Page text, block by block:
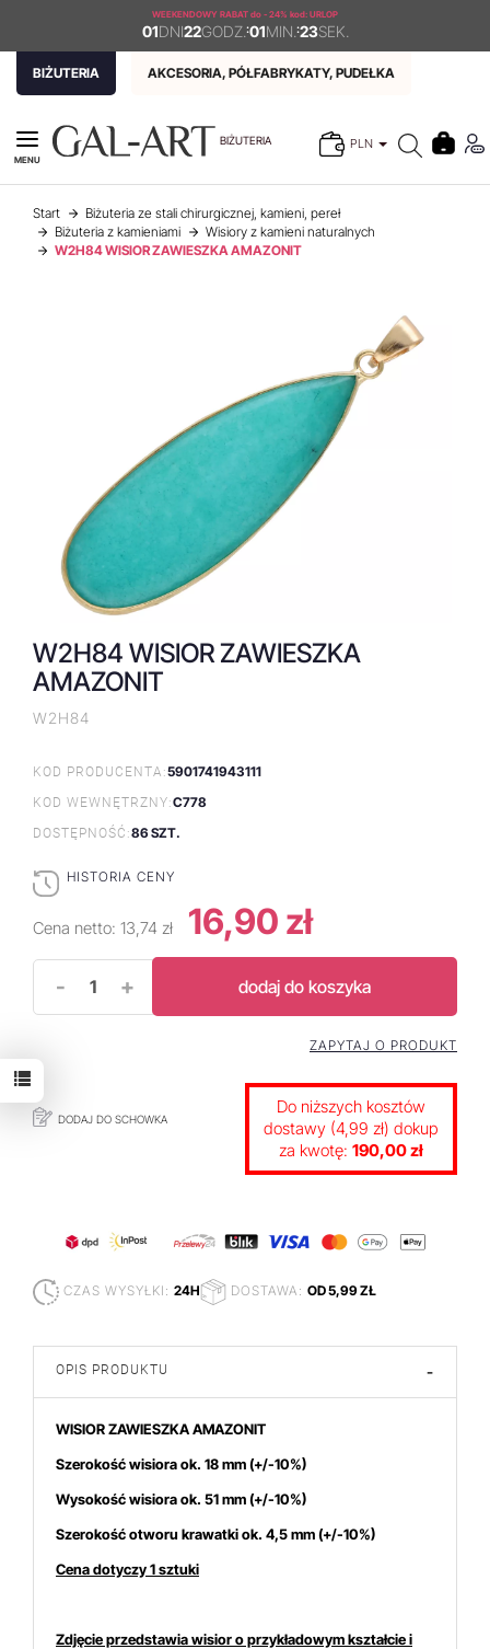
WEEKENDOWY RABAT do - 24% kod: URLOP
01DNI22GODZ. :01MIN. :23SEK.
BIŻUTERIA AKCESORIA, PÓŁFABRYKATY, PUDEŁKA
BIŻUTERIA PLN
MENU
Start
Biżuteria ze stali chirurgicznej, kamieni, pereł
Biżuteria z kamieniami
Wisiory z kamieni naturalnych
W2H84 WISIOR ZAWIESZKA AMAZONIT
W2H84 WISIOR ZAWIESZKA
AMAZONIT
W2H84
KOD PRODUCENTA:5901741943111
KOD WEWNĘTRZNY:C778
DOSTĘPNOŚĆ:86 SZT.
HISTORIA CENY
Cena netto: 13,74 zł 16,90 zł
- + dodaj do koszyka
DODAJ DO SCHOWKA
ZAPYTAJ O PRODUKT
Do niższych kosztów
dostawy (4,99 zł) dokup
za kwotę: 190,00 zł
CZAS WYSYŁKI: 24H DOSTAWA: OD 5,99 ZŁ
OPIS PRODUKTU -
WISIOR ZAWIESZKA AMAZONIT
Szerokość wisiora ok. 18 mm(+/-10%)
Wysokość wisiora ok. 51mm (+/-10%)
Szerokość otworu krawatki ok. 4,5 mm (+/-10%)
Cena dotyczy 1 sztuki
Zdjęcie przedstawia wisior o przykładowym kształcie i